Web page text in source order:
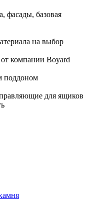
фасады, базовая
на выбор
компании Boyard
поддоном
для ящиков